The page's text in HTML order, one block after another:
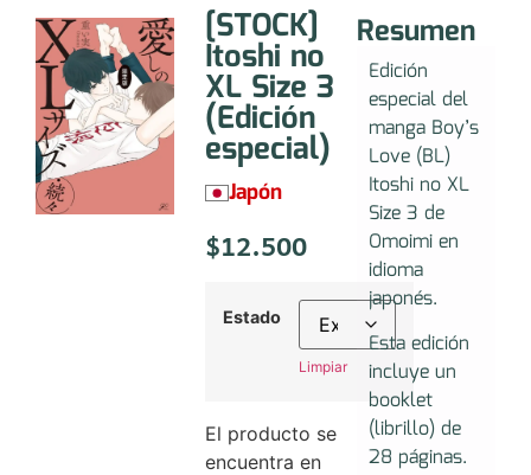
[STOCK]
Itoshi no
XL Size 3
(Edición
especial)
Japón
$12.500
Estado
Limpiar
El producto se
encuentra en
Resumen
Edición
especial del
manga Boy’s
Love (BL)
Itoshi no XL
Size 3 de
Omoimi en
idioma
japonés.
Esta edición
incluye un
booklet
(librillo) de
28 páginas.